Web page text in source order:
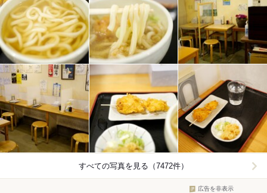
すべての写真を見る（7472件）
広告を非表示